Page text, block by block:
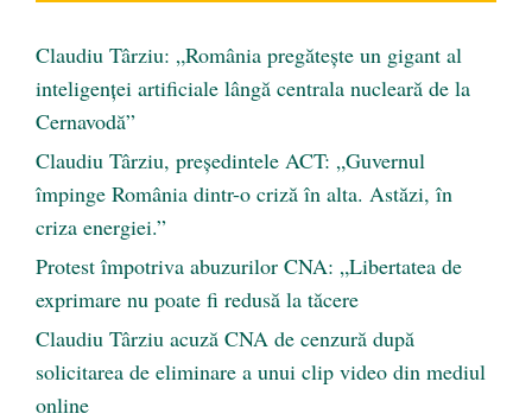
Claudiu Târziu: „România pregătește un gigant al
inteligenței artificiale lângă centrala nucleară de la
Cernavodă”
Claudiu Târziu, președintele ACT: „Guvernul
împinge România dintr-o criză în alta. Astăzi, în
criza energiei.”
Protest împotriva abuzurilor CNA: „Libertatea de
exprimare nu poate fi redusă la tăcere
Claudiu Târziu acuză CNA de cenzură după
solicitarea de eliminare a unui clip video din mediul
online